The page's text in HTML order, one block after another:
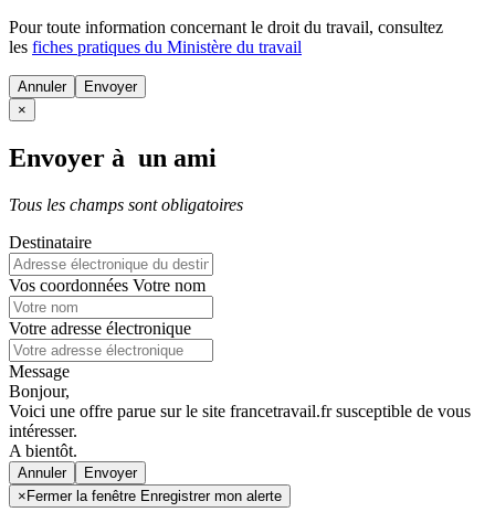
Pour toute information concernant le droit du travail, consultez
les fiches pratiques du Ministère du travail
Annuler
×
Envoyer à un ami
Tous les champs sont obligatoires
Destinataire
Vos coordonnées Votre nom
Votre adresse électronique
Message
Bonjour,
Voici une offre parue sur le site francetravail.fr susceptible de vous
intéresser.
A bientôt.
Annuler
× Fermer la fenêtre Enregistrer mon alerte